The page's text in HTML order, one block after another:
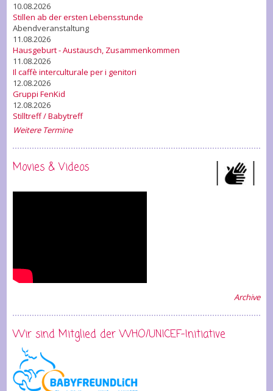
10.08.2026
Stillen ab der ersten Lebensstunde
Abendveranstaltung
11.08.2026
Hausgeburt - Austausch, Zusammenkommen
11.08.2026
Il caffè interculturale per i genitori
12.08.2026
Gruppi FenKid
12.08.2026
Stilltreff / Babytreff
Weitere Termine
Movies & Videos
Archive
Wir sind Mitglied der WHO/UNICEF-Initiative